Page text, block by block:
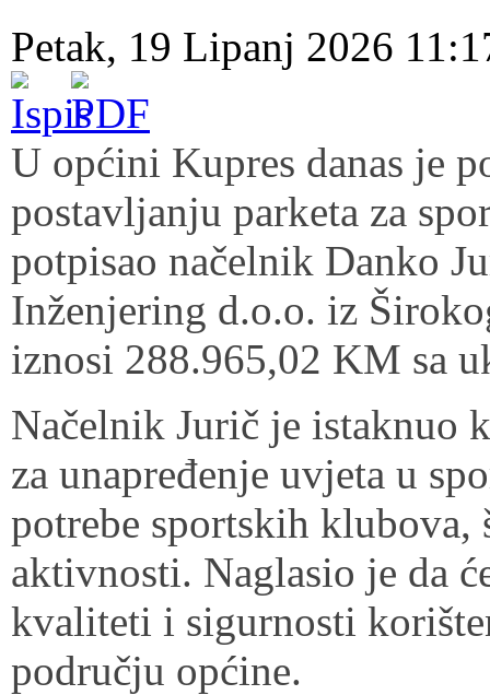
Petak, 19 Lipanj 2026
U općini Kupres danas je
postavljanju parketa za
potpisao načelnik Danko
Inženjering d.o.o. iz
iznosi 288.965,02 KM sa
Načelnik Jurič je istaknuo
za unapređenje uvjeta u
potrebe sportskih klubova,
aktivnosti. Naglasio je da
kvaliteti i sigurnosti
području općine.